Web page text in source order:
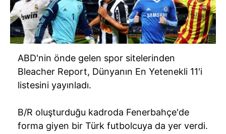
ABD'nin önde gelen spor sitelerinden
Bleacher Report, Dünyanın En Yetenekli 11'i
listesini yayınladı.
B/R oluşturduğu kadroda Fenerbahçe'de
forma giyen bir Türk futbolcuya da yer verdi.